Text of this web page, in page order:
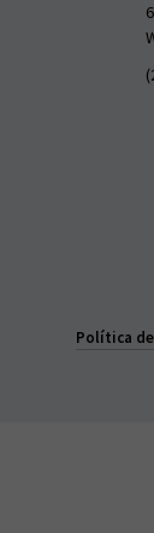
Política